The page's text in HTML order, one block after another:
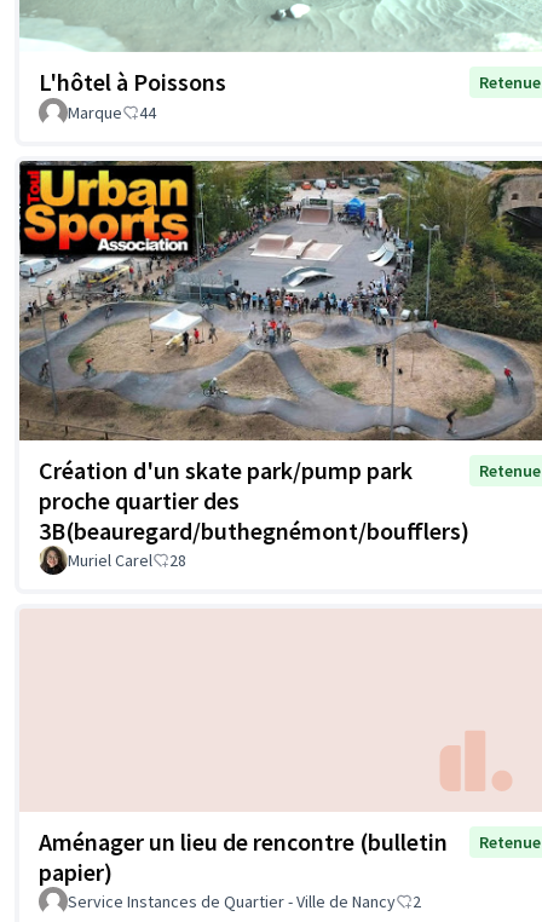
L'hôtel à Poissons
Retenue
Marque
44
Création d'un skate park/pump park
proche quartier des
3B(beauregard/buthegnémont/boufflers)
Retenue
Muriel Carel 28
Aménager un lieu de rencontre (bulletin
papier)
Retenue
Service Instances de Quartier - Ville de Nancy 2